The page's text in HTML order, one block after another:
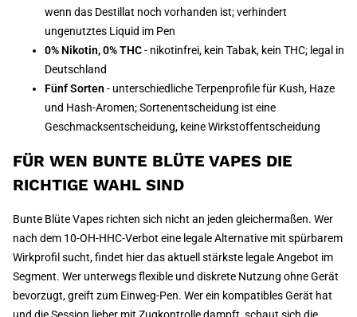
wenn das Destillat noch vorhanden ist; verhindert
ungenutztes Liquid im Pen
0% Nikotin, 0% THC- nikotinfrei, kein Tabak, kein THC; legal in
Deutschland
Fünf Sorten - unterschiedliche Terpenprofile für Kush, Haze
und Hash-Aromen; Sortenentscheidung ist eine
Geschmacksentscheidung, keine Wirkstoffentscheidung
FÜR WEN BUNTE BLÜTE VAPES DIE
RICHTIGE WAHL SIND
Bunte Blüte Vapes richten sich nicht an jeden gleichermaßen. Wer
nach dem 10-OH-HHC-Verbot eine legale Alternative mit spürbarem
Wirkprofil sucht, findet hier das aktuell stärkste legale Angebot im
Segment. Wer unterwegs flexible und diskrete Nutzung ohne Gerät
bevorzugt, greift zum Einweg-Pen. Wer ein kompatibles Gerät hat